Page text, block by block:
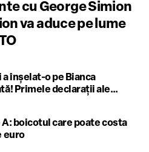
cu George Simion
va aduce pe lume
a înșelat-o pe Bianca
Primele declarații ale
boicotul care poate costa
euro